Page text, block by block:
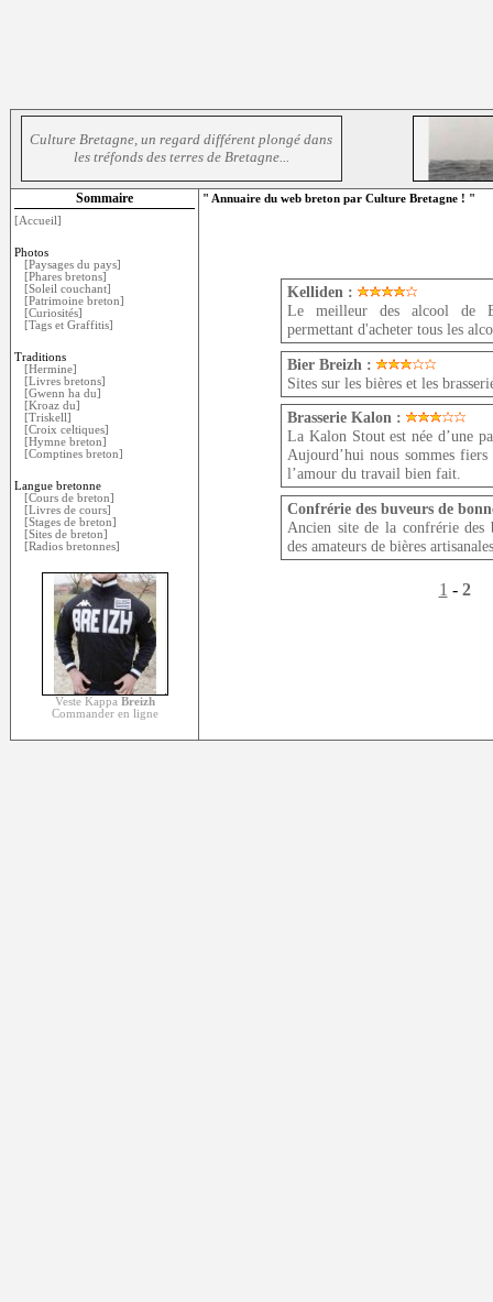
Culture Bretagne, un regard différent plongé dans
les tréfonds des terres de Bretagne...
Sommaire
[Accueil]
Photos
[Paysages du pays]
[Phares bretons]
[Soleil couchant]
[Patrimoine breton]
[Curiosités]
[Tags et Graffitis]
Traditions
[Hermine]
[Livres bretons]
[Gwenn ha du]
[Kroaz du]
[Triskell]
[Croix celtiques]
[Hymne breton]
[Comptines breton]
Langue bretonne
[Cours de breton]
[Livres de cours]
[Stages de breton]
[Sites de breton]
[Radios bretonnes]
Veste Kappa Breizh
Commander en ligne
" Annuaire du web breton par Culture Bretagne ! "
Kelliden :
Le meilleur des alcool de
permettant d'acheter tous les
Bier Breizh :
Sites sur les bières et les
Brasserie Kalon :
La Kalon Stout est née d’une
Aujourd’hui nous sommes
l’amour du travail bien fait.
Confrérie des buveurs de
Ancien site de la confrérie des
des amateurs de bières
1 - 2